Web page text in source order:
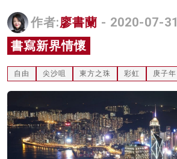
科技
影片
關於我們
作者:廖書蘭 - 2020-07-31
書寫新界情懷
自由 尖沙咀 東方之珠 彩虹 庚子年